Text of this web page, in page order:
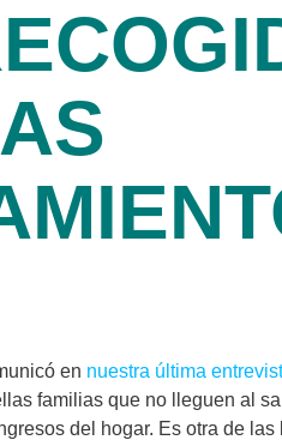
en nuestra última
familias que no lleguen al
del hogar. Es otra de